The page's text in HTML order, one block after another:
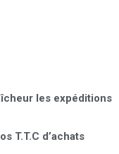
les expéditions
T.T.C d’achats